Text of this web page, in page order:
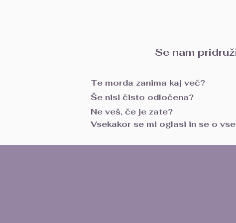
Se nam
Te morda zanima kaj več?
Še nisi čisto odločena?
Ne veš, če je zate?
Vsekakor se mi oglasi in se o